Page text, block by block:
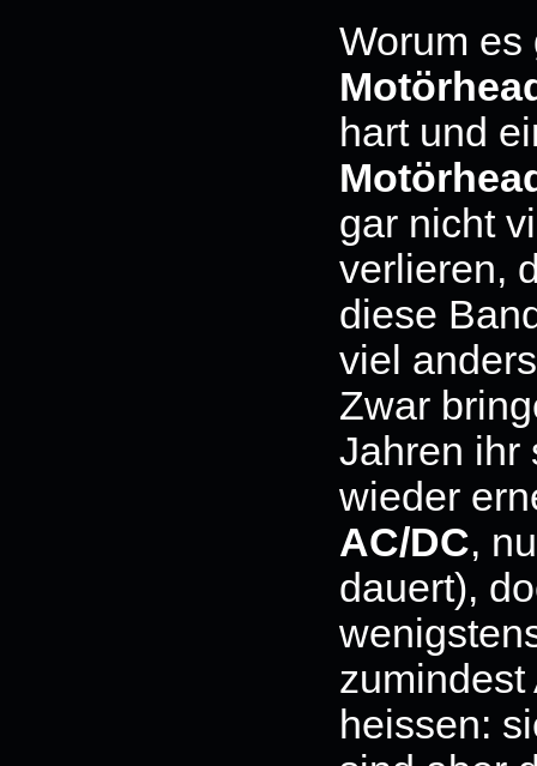
Worum es
hart und
gar nicht
verlieren,
diese
viel
Zwar
Jahren ihr
wieder
AC/DC,
dauert),
heissen: